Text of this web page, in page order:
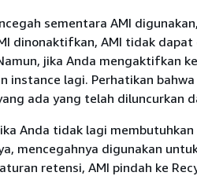
sementara AMI
dinonaktifkan, AMI tidak
jika Anda mengaktifkan
instance lagi. Perhatikan
ada yang telah diluncurkan
Anda tidak lagi membutuhkan
mencegahnya digunakan
retensi, AMI pindah ke